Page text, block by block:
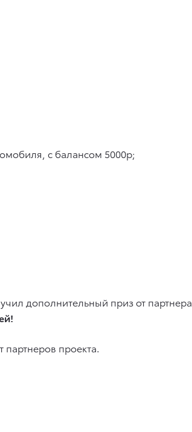
с балансом 5000р;
дополнительный приз от партнера
проекта.